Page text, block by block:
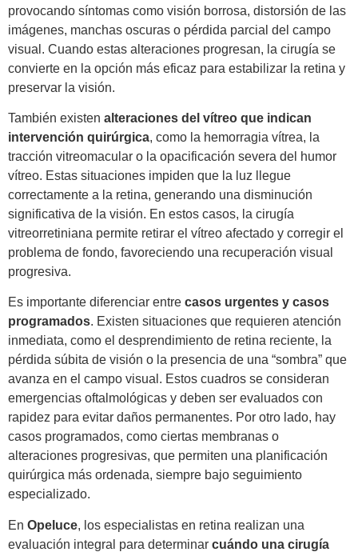
provocando síntomas como visión borrosa, distorsión de las
imágenes, manchas oscuras o pérdida parcial del campo
visual. Cuando estas alteraciones progresan, la cirugía se
convierte en la opción más eficaz para estabilizar la retina y
preservar la visión.
También existen alteraciones del vítreo que indican
intervención quirúrgica, como la hemorragia vítrea, la
tracción vitreomacular o la opacificación severa del humor
vítreo. Estas situaciones impiden que la luz llegue
correctamente a la retina, generando una disminución
significativa de la visión. En estos casos, la cirugía
vitreorretiniana permite retirar el vítreo afectado y corregir el
problema de fondo, favoreciendo una recuperación visual
progresiva.
Es importante diferenciar entre casos urgentes y casos
programados. Existen situaciones que requieren atención
inmediata, como el desprendimiento de retina reciente, la
pérdida súbita de visión o la presencia de una “sombra” que
avanza en el campo visual. Estos cuadros se consideran
emergencias oftalmológicas y deben ser evaluados con
rapidez para evitar daños permanentes. Por otro lado, hay
casos programados, como ciertas membranas o
alteraciones progresivas, que permiten una planificación
quirúrgica más ordenada, siempre bajo seguimiento
especializado.
En Opeluce, los especialistas en retina realizan una
evaluación integral para determinar cuándo una cirugía